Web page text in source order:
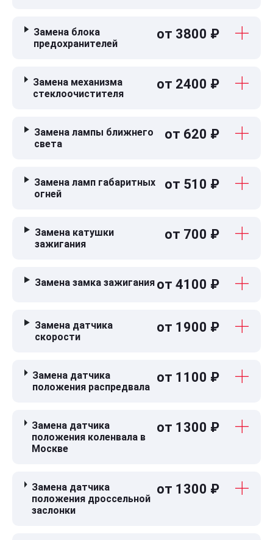
Замена блока
предохранителей
от 3800 ₽
Замена механизма
стеклоочистителя
от 2400 ₽
Замена лампы ближнего
света
от 620 ₽
Замена ламп габаритных
огней
от 510 ₽
Замена катушки
зажигания
от 700 ₽
Замена замка зажигания от 4100 ₽
Замена датчика
скорости
от 1900 ₽
Замена датчика
положения распредвала
от 1100 ₽
Замена датчика
положения коленвала в
Москве
от 1300 ₽
Замена датчика
положения дроссельной
заслонки
от 1300 ₽